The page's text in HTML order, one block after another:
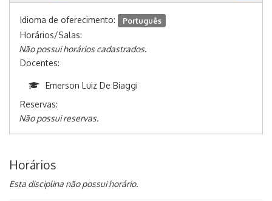
Idioma de oferecimento: Português
Horários/Salas:
Não possui horários cadastrados.
Docentes:
Emerson Luiz De Biaggi
Reservas:
Não possui reservas.
Horários
Esta disciplina não possui horário.